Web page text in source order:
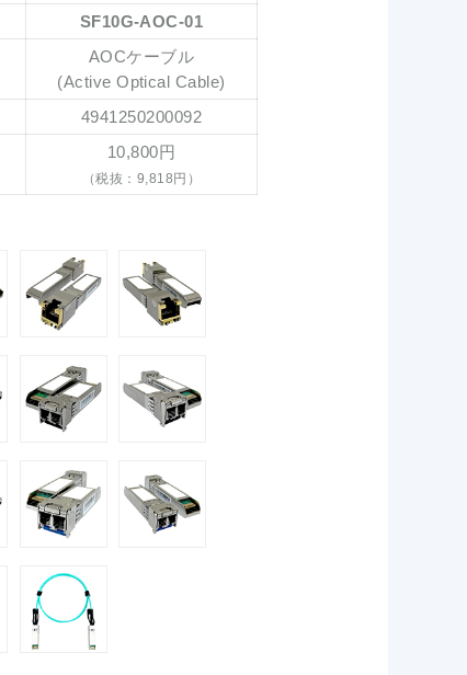
SF10G-AOC-01
AOCケーブル
(Active Optical Cable)
4941250200092
10,800円
（税抜：9,818円）